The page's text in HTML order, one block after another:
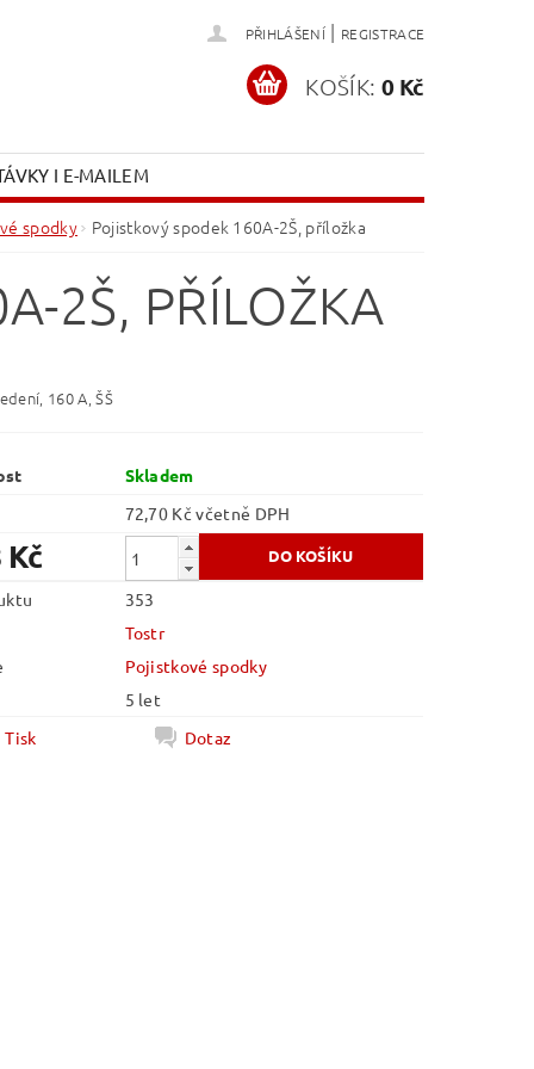
PŘIHLÁŠENÍ | REGISTRACE
KOŠÍK: 0 Kč
I E-MAILEM
spodky Pojistkový spodek 160A-2Š, příložka
2Š, PŘÍLOŽKA
160 A, ŠŠ
Skladem
72,70 Kč včetně DPH
353
Tostr
Pojistkové spodky
5 let
Tisk
Dotaz